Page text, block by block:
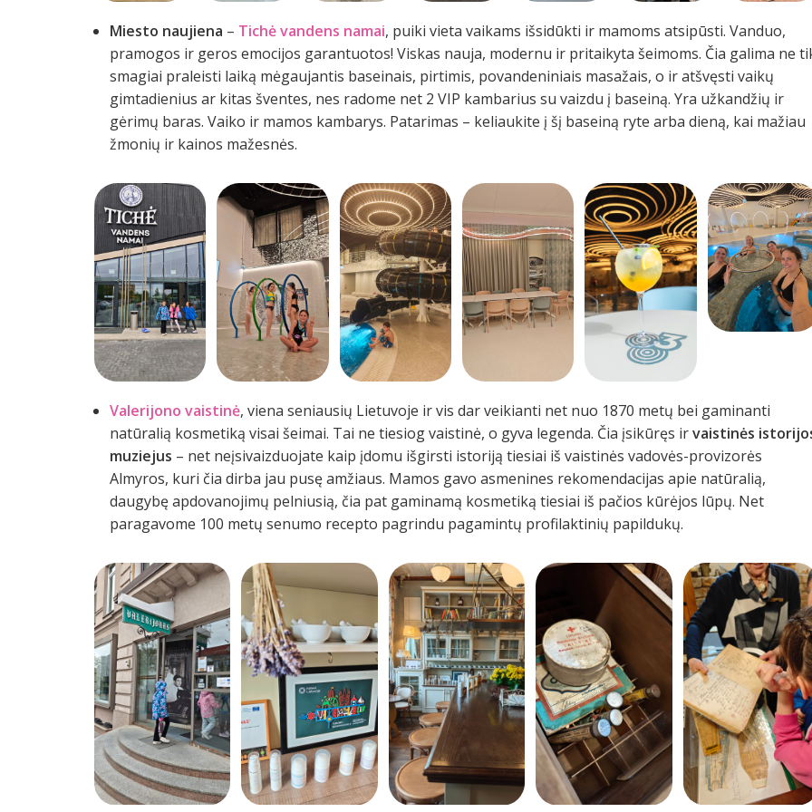
Miesto naujiena – Tichė vandens namai, puiki vieta vaikams išsidūkti ir mamoms atsipūsti. Vanduo,
pramogos ir geros emocijos garantuotos! Viskas nauja, modernu ir pritaikyta šeimoms. Čia galima ne
smagiai praleisti laiką mėgaujantis baseinais, pirtimis, povandeniniais masažais, o ir atšvęsti vaikų
gimtadienius ar kitas šventes, nes radome net 2 VIP kambarius su vaizdu į baseiną. Yra užkandžių ir
gėrimų baras. Vaiko ir mamos kambarys. Patarimas – keliaukite į šį baseiną ryte arba dieną, kai mažiau
žmonių ir kainos mažesnės.
Valerijono vaistinė, viena seniausių Lietuvoje ir vis dar veikianti net nuo 1870 metų bei gaminanti
natūralią kosmetiką visai šeimai. Tai ne tiesiog vaistinė, o gyva legenda. Čia įsikūręs irvaistinės
muziejus – net neįsivaizduojate kaip įdomu išgirsti istoriją tiesiai iš vaistinės vadovės-provizorės
Almyros, kuri čia dirba jau pusę amžiaus. Mamos gavo asmenines rekomendacijas apie natūralią,
daugybę apdovanojimų pelniusią, čia pat gaminamą kosmetiką tiesiai iš pačios kūrėjos lūpų. Net
paragavome 100 metų senumo recepto pagrindu pagamintų profilaktinių papildukų.